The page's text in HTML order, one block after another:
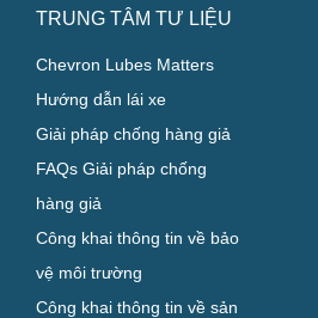
TRUNG TÂM TƯ LIỆU
Chevron Lubes Matters
Hướng dẫn lái xe
Giải pháp chống hàng giả
FAQs Giải pháp chống
hàng giả
Công khai thông tin về bảo
vệ môi trường
Công khai thông tin về sản